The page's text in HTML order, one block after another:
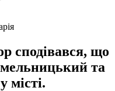
сподівався, що
та
місті.